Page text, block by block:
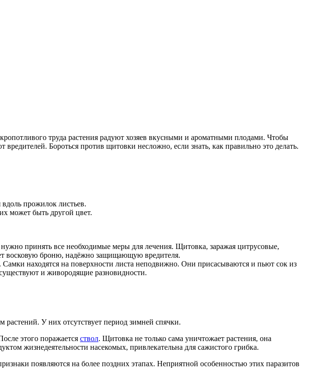
труда растения радуют хозяев вкусными и ароматными плодами. Чтобы
Бороться против щитовки несложно, если знать, как правильно это делать.
прожилок листьев.
может быть другой цвет.
принять все необходимые меры для лечения. Щитовка, заражая цитрусовые,
восковую броню, надёжно защищающую вредителя.
находятся на поверхности листа неподвижно. Они присасываются и пьют сок из
и живородящие разновидности.
растений. У них отсутствует период зимней спячки.
этого поражается ствол. Щитовка не только сама уничтожает растения, она
жизнедеятельности насекомых, привлекательна для сажистого грибка.
появляются на более поздних этапах. Неприятной особенностью этих паразитов